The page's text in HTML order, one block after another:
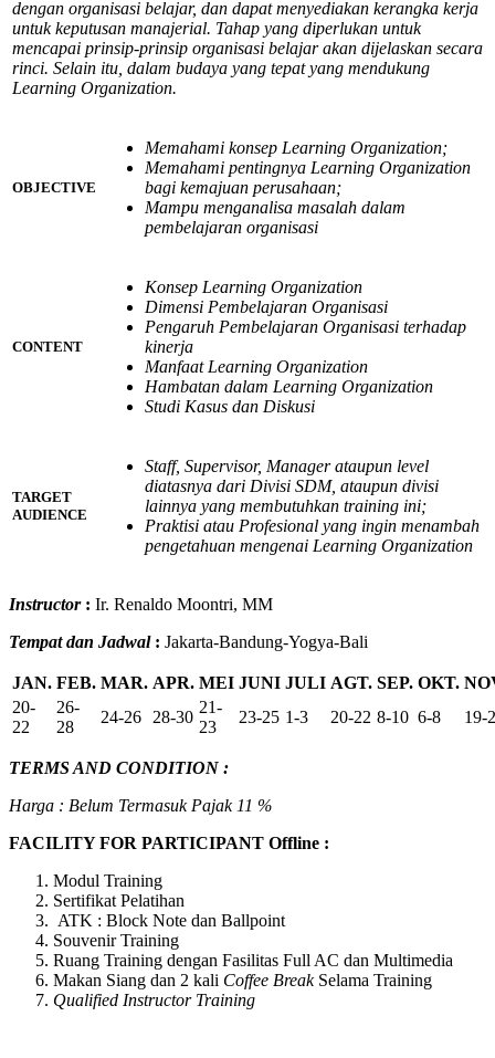
dengan organisasi belajar, dan dapat menyediakan kerangka kerja
untuk keputusan manajerial. Tahap yang diperlukan untuk
mencapai prinsip-prinsip organisasi belajar akan dijelaskan secara
rinci. Selain itu, dalam budaya yang tepat yang mendukung
Learning Organization.
OBJECTIVE
Memahami konsep Learning Organization;
Memahami pentingnya Learning Organization
bagi kemajuan perusahaan;
Mampu menganalisa masalah dalam
pembelajaran organisasi
CONTENT
Konsep Learning Organization
Dimensi Pembelajaran Organisasi
Pengaruh Pembelajaran Organisasi terhadap
kinerja
Manfaat Learning Organization
Hambatan dalam Learning Organization
Studi Kasus dan Diskusi
TARGET
AUDIENCE
Staff, Supervisor, Manager ataupun level
diatasnya dari Divisi SDM, ataupun divisi
lainnya yang membutuhkan training ini;
Praktisi atau Profesional yang ingin menambah
pengetahuan mengenai Learning Organization
Instructor: Ir. Renaldo Moontri, MM
Tempat dan Jadwal: Jakarta-Bandung-Yogya-Bali
JAN. FEB. MAR. APR. MEI JUNI JULI AGT. SEP. OKT.
20-
22
26-
28
24-26 28-30
21-
23
23-25 1-3 20-22 8-10 6-8 19-
TERMS AND CONDITION :
Harga : Belum Termasuk Pajak 11 %
FACILITY FOR PARTICIPANT Offline :
Modul Training
Sertifikat Pelatihan
ATK : Block Note dan Ballpoint
Souvenir Training
Ruang Training dengan Fasilitas Full AC dan Multimedia
Makan Siang dan 2 kali Coffee Break Selama Training
Qualified Instructor Training